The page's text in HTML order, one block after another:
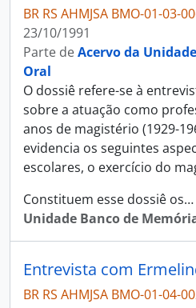
BR RS AHMJSA BMO-01-03-
23/10/1991
Parte deAcervo da
Oral
O dossiê refere-se à
sobre a atuação como
anos de magistério (1929-
evidencia os seguintes
escolares, o exercício do
Constituem esse dossiê os…
Unidade Banco de
BR RS AHMJSA BMO-01-04-